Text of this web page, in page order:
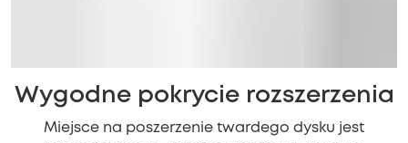
Wygodne pokrycie rozszerzenia
Miejsce na poszerzenie twardego dysku jest